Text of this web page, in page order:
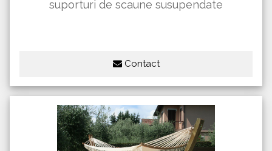
suporturi de scaune susupendate
Contact